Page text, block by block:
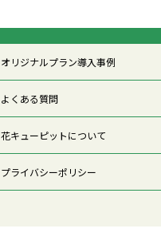
オリジナルプラン導入事例
よくある質問
花キューピットについて
プライバシーポリシー